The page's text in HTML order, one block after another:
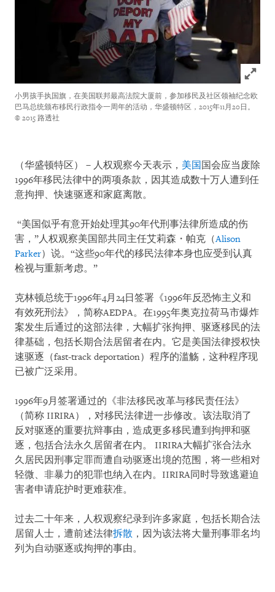
Click to
小男孩手执国旗，在美国联邦最高法院大厦前，参加移民及社区领袖纪念欧
巴马总统颁布移民行政指令一周年的活动，华盛顿特区，2015年11月20日。
© 2015 路透社
（华盛顿特区）－人权观察今天表示， 美国 国会应当废除
1996年移民法律中的两项条款，因其造成数十万人遭到任
意拘押、快速驱逐和家庭离散。
“美国似乎有意开始处理其90年代刑事法律所造成的伤
害，”人权观察美国部共同主任艾莉森・帕克（Alison
Parker）说。“这些90年代的移民法律本身也应受到认真
检视与重新考虑。”
克林顿总统于1996年4月24日签署《1996年反恐怖主义和
有效死刑法》，简称AEDPA。在1995年奥克拉荷马市爆炸
案发生后通过的这部法律，大幅扩张拘押、驱逐移民的法
律基础，包括长期合法居留者在内。它是美国法律授权快
速驱逐（fast-track deportation）程序的滥觞，这种程序现
已被广泛采用。
1996年9月签署通过的《非法移民改革与移民责任法》
（简称 IIRIRA），对移民法律进一步修改。该法取消了
反对驱逐的重要抗辩事由，造成更多移民遭到拘押和驱
逐，包括合法永久居留者在内。 IIRIRA大幅扩张合法永
久居民因刑事定罪而遭自动驱逐出境的范围，将一些相对
轻微、非暴力的犯罪也纳入在内。IIRIRA同时导致逃避迫
害者申请庇护时更难获准。
过去二十年来，人权观察纪录到许多家庭，包括长期合法
居留人士，遭前述法律拆散 ，因为该法将大量刑事罪名均
列为自动驱逐或拘押的事由。